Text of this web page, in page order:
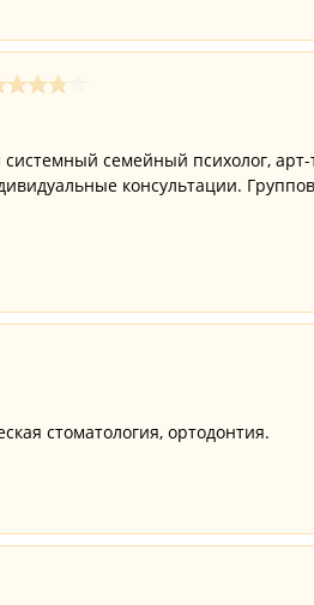
семейный психолог, арт-
консультации.
стоматология, ортодонтия.